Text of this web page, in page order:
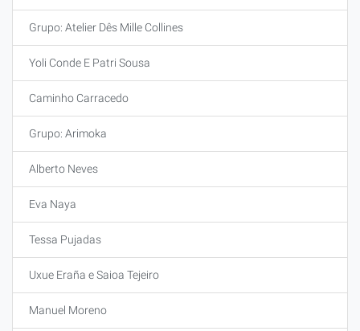
Grupo: Atelier Dês Mille Collines
Yoli Conde E Patri Sousa
Caminho Carracedo
Grupo: Arimoka
Alberto Neves
Eva Naya
Tessa Pujadas
Uxue Eraña e Saioa Tejeiro
Manuel Moreno